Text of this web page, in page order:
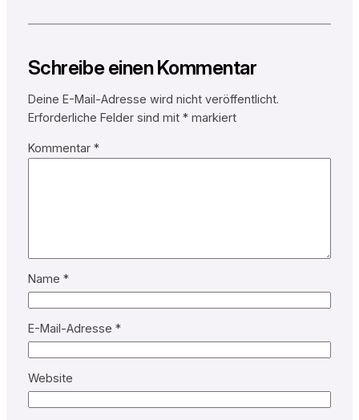
Schreibe einen Kommentar
Deine E-Mail-Adresse wird nicht veröffentlicht.
Erforderliche Felder sind mit *markiert
Kommentar *
Name *
E-Mail-Adresse *
Website